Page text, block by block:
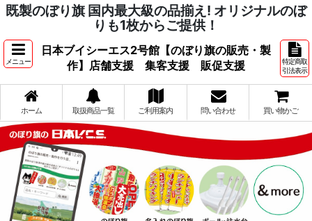
既製のぼり旗 国内最大級の品揃え! オリジナルのぼ
りも1枚からご提供！
メニュー
日本ブイシーエス2号館【のぼり旗の販売・製
作】店舗支援 集客支援 販促支援
特定商取
引法表示
ホーム 取扱商品一覧 ご利用案内 問い合わせ 買い物かご